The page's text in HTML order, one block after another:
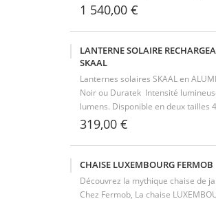
100% autonome pour maximiser la
moustiques tout en ajustant
automatiquement la
en fonction...
1 540,00 €
LANTERNE SOLAIRE
SKAAL
Lanternes solaires SKAAL en
Noir ou Duratek Intensité
lumens. Disponible en deux tailles
70 cm.
319,00 €
CHAISE LUXEMBOURG FERMOB
Découvrez la mythique chaise de
Chez Fermob, La chaise